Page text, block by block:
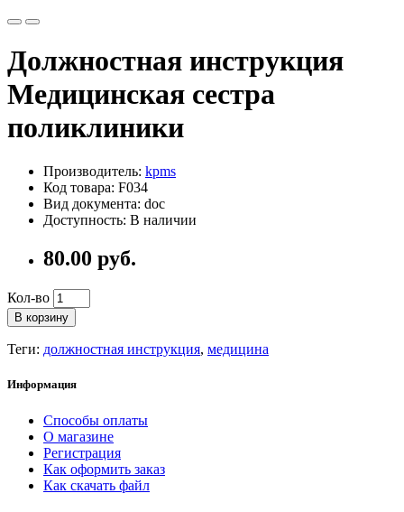
Должностная инструкция
Медицинская сестра
поликлиники
Производитель: kpms
Код товара: F034
Вид документа: doc
Доступность: В наличии
80.00 руб.
Кол-во
В корзину
Теги: должностная инструкция, медицина
Информация
Способы оплаты
О магазине
Регистрация
Как оформить заказ
Как скачать файл